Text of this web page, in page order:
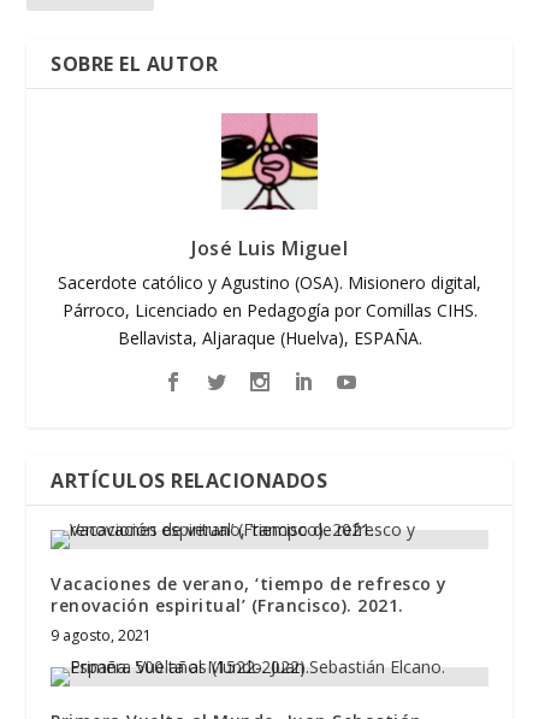
SOBRE EL AUTOR
José Luis Miguel
Sacerdote católico y Agustino (OSA). Misionero digital,
Párroco, Licenciado en Pedagogía por Comillas CIHS.
Bellavista, Aljaraque (Huelva), ESPAÑA.
ARTÍCULOS RELACIONADOS
Vacaciones de verano, ‘tiempo de refresco y
renovación espiritual’ (Francisco). 2021.
9 agosto, 2021